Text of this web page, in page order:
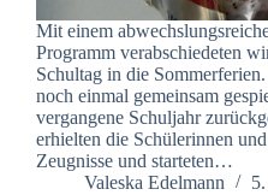
Mit einem
Programm verabschiedeten
Schultag in die
noch einmal gemeinsam
vergangene Schuljahr
erhielten die Schülerinnen
Zeugnisse und starteten…
Valeska Edelmann